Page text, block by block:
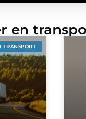
en
TRANSPORT